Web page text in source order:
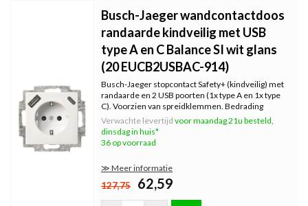
Busch-Jaeger wandcontactdoos
randaarde kindveilig met USB
type A en C Balance SI wit glans
(20 EUCB2USBAC-914)
Busch-Jaeger stopcontact Safety+ (kindveilig) met
randaarde en 2 USB poorten (1x type A en 1x type
C). Voorzien van spreidklemmen. Bedrading
bevestigen met steekklemmen. Inclusief
binnenwerk, exclusief afdekraam. Serie: Balance SI,
kleur: wit glans.
Verwachte levertijd voor maandag 21u besteld,
dinsdag in huis*
36 op voorraad
≫ Meer informatie
127,75 62,59